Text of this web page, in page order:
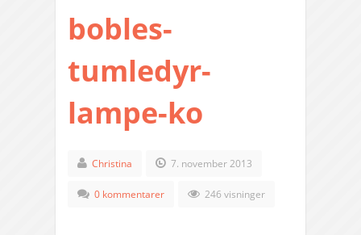
bobles-
tumledyr-
lampe-ko
Christina 7. november 2013
0 kommentarer 246 visninger